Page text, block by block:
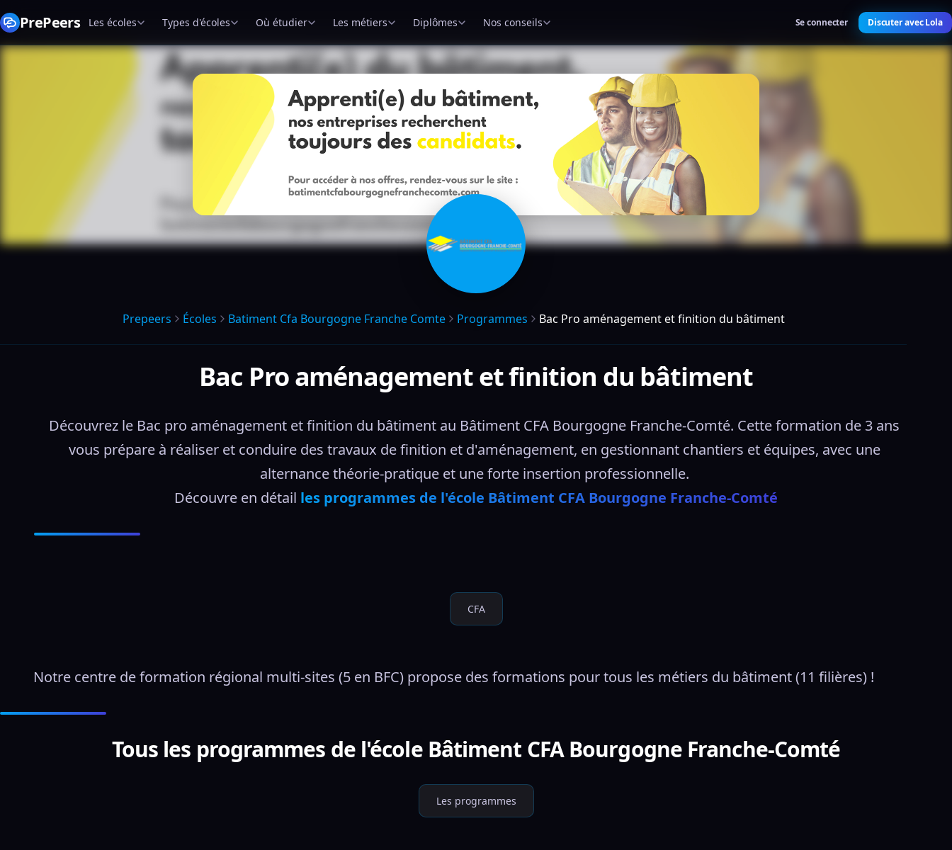
PrePeers Les écoles Types d'écoles Où étudier Les métiers Diplômes Nos conseils Se connecter Discuter avec Lola
Prepeers Écoles Batiment Cfa Bourgogne Franche Comte Programmes Bac Pro aménagement et finition du bâtiment
Bac Pro aménagement et finition du bâtiment
Découvrez le Bac pro aménagement et finition du bâtiment au Bâtiment CFA Bourgogne Franche-Comté. Cette formation de 3 ans
vous prépare à réaliser et conduire des travaux de finition et d'aménagement, en gestionnant chantiers et équipes, avec une
alternance théorie-pratique et une forte insertion professionnelle.
Découvre en détail les programmes de l'école Bâtiment CFA Bourgogne Franche-Comté
CFA
Notre centre de formation régional multi-sites (5 en BFC) propose des formations pour tous les métiers du bâtiment (11 filières) !
Tous les programmes de l'école Bâtiment CFA Bourgogne Franche-Comté
Les programmes